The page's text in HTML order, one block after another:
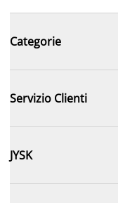
Categorie
Servizio Clienti
JYSK